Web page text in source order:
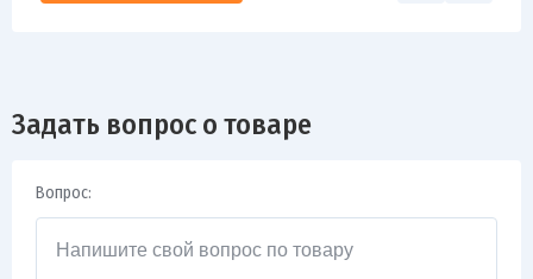
Задать вопрос о товаре
Вопрос: